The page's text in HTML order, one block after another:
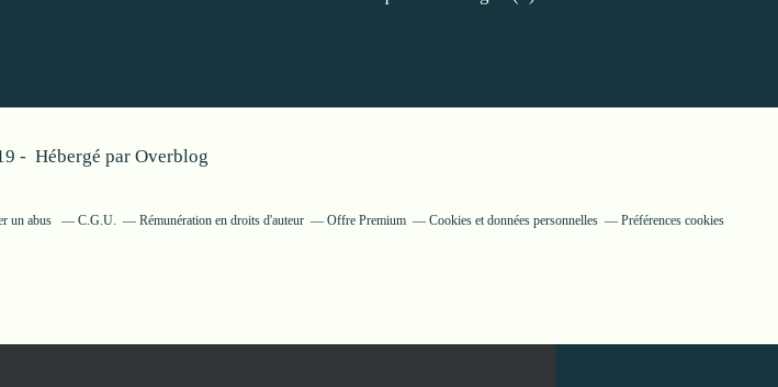
- Hébergé par Overblog
un abus C.G.U. Rémunération en droits d'auteur Offre Premium Cookies et données personnelles Préférences cookies